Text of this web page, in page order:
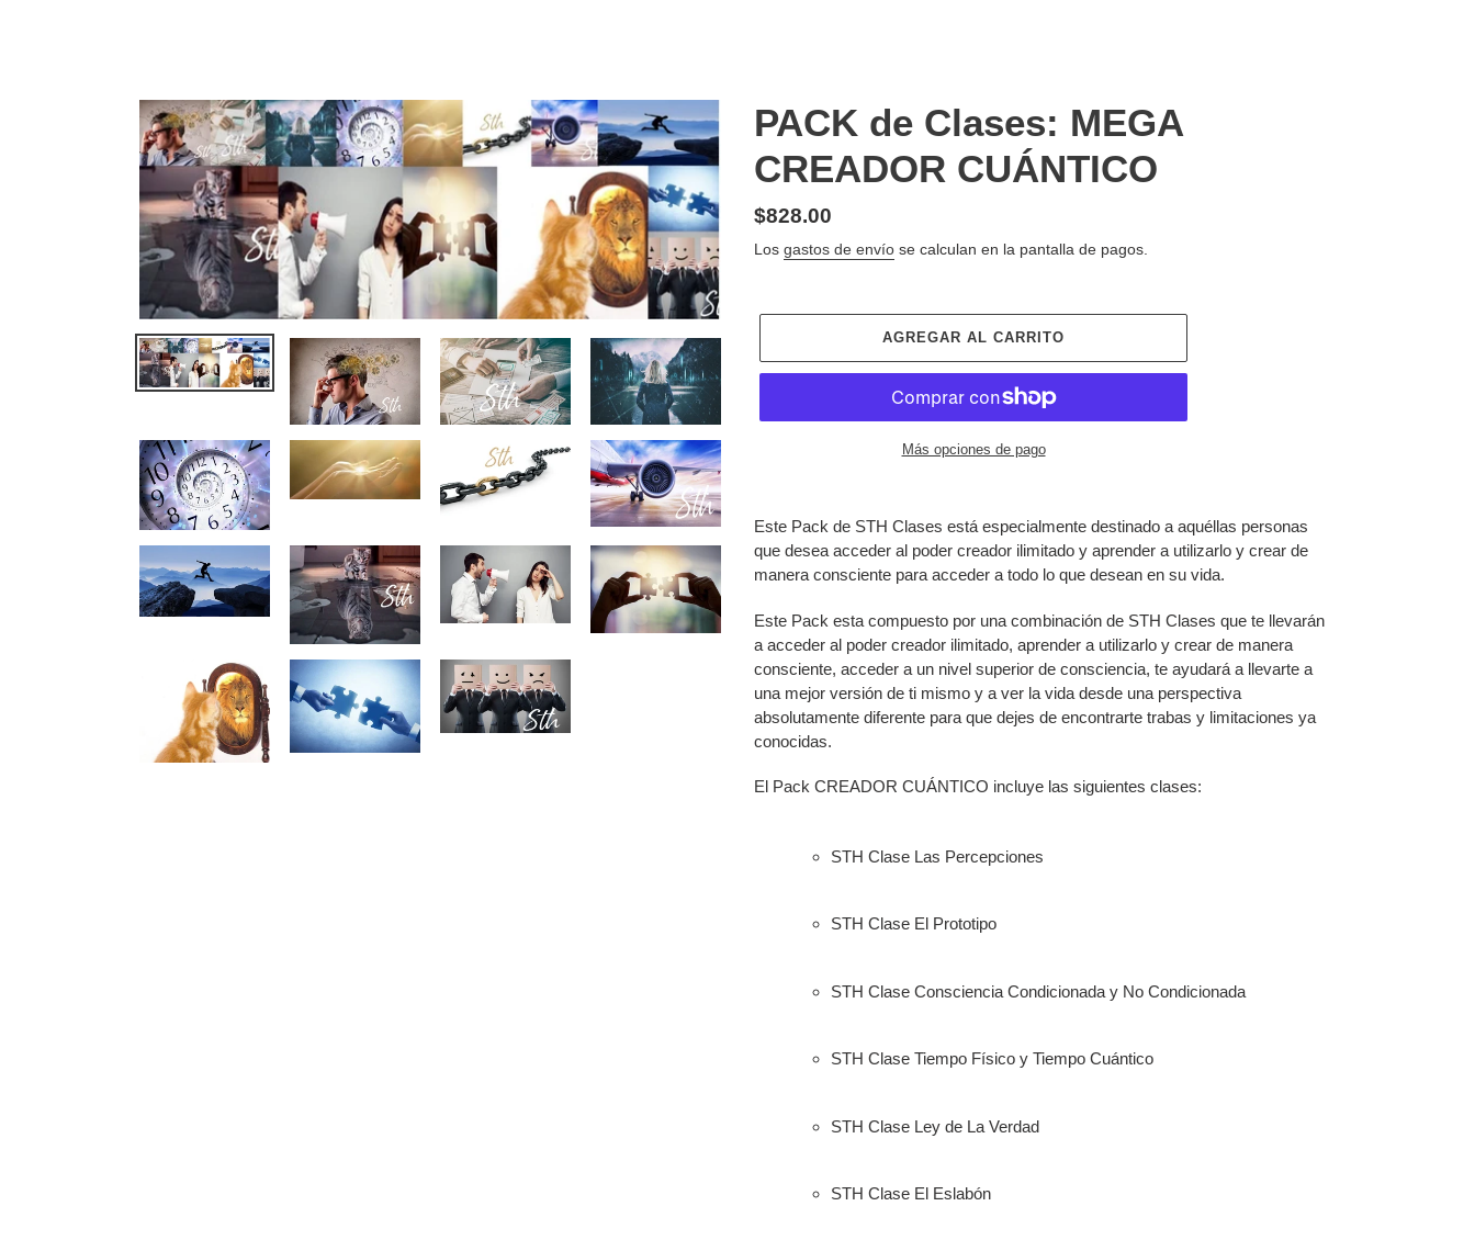
PACK de Clases: MEGA
CREADOR CUÁNTICO
Precio
habitual
$828.00
Los gastos de envío se calculan en la pantalla de pagos.
AGREGAR AL CARRITO
Más opciones de pago
el
producto
a
carrito
Este Pack de STH Clases está especialmente destinado a aquéllas personas
que desea acceder al poder creador ilimitado y aprender a utilizarlo y crear de
manera consciente para acceder a todo lo que desean en su vida.
Este Pack esta compuesto por una combinación de STH Clases que te llevarán
a acceder al poder creador ilimitado, aprender a utilizarlo y crear de manera
consciente, acceder a un nivel superior de consciencia, te ayudará a llevarte a
una mejor versión de ti mismo y a ver la vida desde una perspectiva
absolutamente diferente para que dejes de encontrarte trabas y limitaciones ya
conocidas.
El Pack CREADOR CUÁNTICO incluye las siguientes clases:
STH Clase Las Percepciones
STH Clase El Prototipo
STH Clase Consciencia Condicionada y No Condicionada
STH Clase Tiempo Físico y Tiempo Cuántico
STH Clase Ley de La Verdad
STH Clase El Eslabón